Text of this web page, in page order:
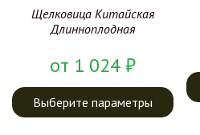
Щелковица Китайская
Длинноплодная
от 1 024₽
Выберите параметры